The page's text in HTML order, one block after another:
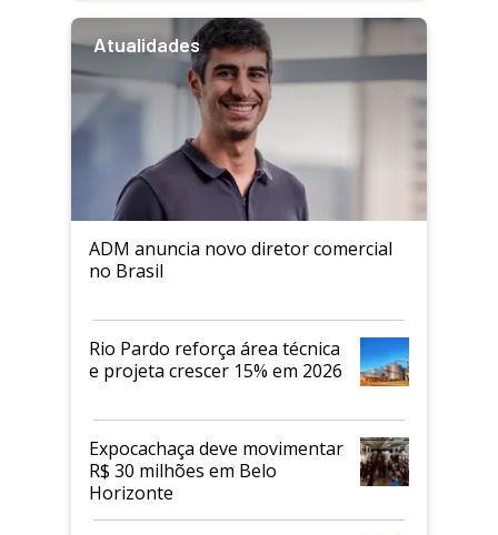
Atualidades
ADM anuncia novo diretor comercial
no Brasil
Rio Pardo reforça área técnica
e projeta crescer 15% em 2026
Expocachaça deve movimentar
R$ 30 milhões em Belo
Horizonte